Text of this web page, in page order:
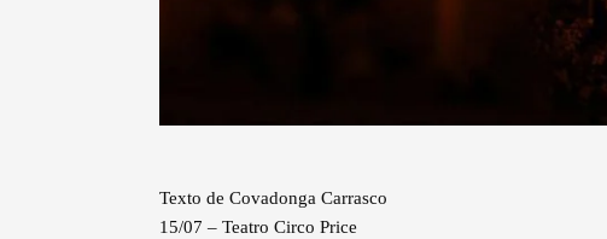
Texto de Covadonga Carrasco
15/07 – Teatro Circo Price